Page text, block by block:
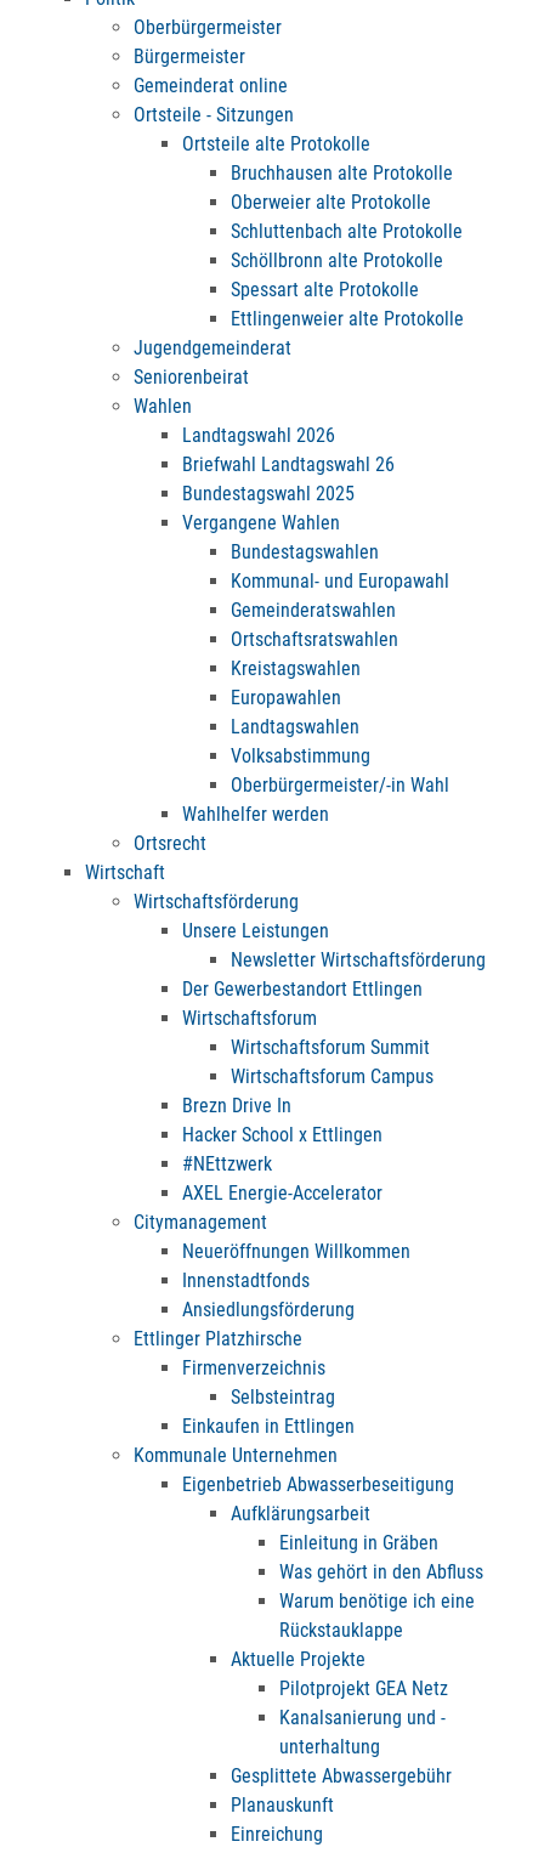
Oberbürgermeister
Bürgermeister
Gemeinderat online
Ortsteile - Sitzungen
Ortsteile alte Protokolle
Bruchhausen alte Protokolle
Oberweier alte Protokolle
Schluttenbach alte Protokolle
Schöllbronn alte Protokolle
Spessart alte Protokolle
Ettlingenweier alte Protokolle
Jugendgemeinderat
Seniorenbeirat
Wahlen
Landtagswahl 2026
Briefwahl Landtagswahl 26
Bundestagswahl 2025
Vergangene Wahlen
Bundestagswahlen
Kommunal- und Europawahl
Gemeinderatswahlen
Ortschaftsratswahlen
Kreistagswahlen
Europawahlen
Landtagswahlen
Volksabstimmung
Oberbürgermeister/-in Wahl
Wahlhelfer werden
Ortsrecht
Wirtschaft
Wirtschaftsförderung
Unsere Leistungen
Newsletter Wirtschaftsförderung
Der Gewerbestandort Ettlingen
Wirtschaftsforum
Wirtschaftsforum Summit
Wirtschaftsforum Campus
Brezn Drive In
Hacker School x Ettlingen
#NEttzwerk
AXEL Energie-Accelerator
Citymanagement
Neueröffnungen Willkommen
Innenstadtfonds
Ansiedlungsförderung
Ettlinger Platzhirsche
Firmenverzeichnis
Selbsteintrag
Einkaufen in Ettlingen
Kommunale Unternehmen
Eigenbetrieb Abwasserbeseitigung
Aufklärungsarbeit
Einleitung in Gräben
Was gehört in den Abfluss
Warum benötige ich eine
Rückstauklappe
Aktuelle Projekte
Pilotprojekt GEA Netz
Kanalsanierung und -
unterhaltung
Gesplittete Abwassergebühr
Planauskunft
Einreichung